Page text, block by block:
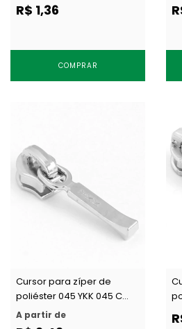
R$ 1,36
COMPRAR
Cursor para zíper de
poliéster 045 YKK 045 C
DFDD c/ 1 un
A partir de